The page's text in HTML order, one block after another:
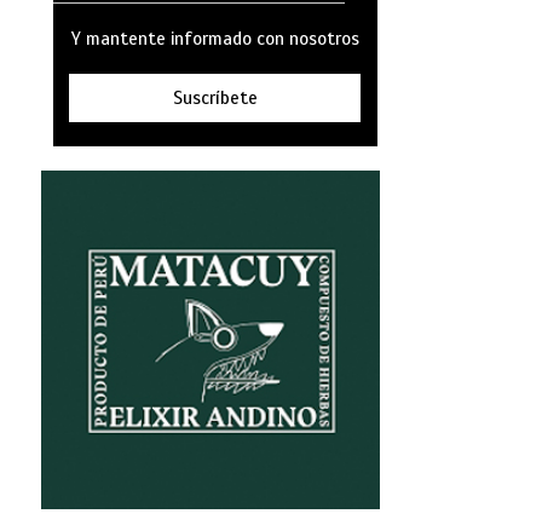
Y mantente informado con nosotros
Suscríbete